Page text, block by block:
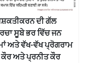
ਦੀ ਗੱਲ
ਸੂਬੇ ਭਰ ਵਿੱਚ ਜਨ
ਅਤੇ ਵੱਖ-ਵੱਖ ਪ੍ਰੋਗਰਾਮ
ਕੌਰ ਅਤੇ ਪ੍ਰਨੀਤ ਕੌਰ